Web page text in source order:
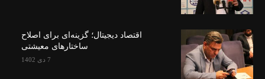
اقتصاد دیجیتال؛ گزینه‌ای برای اصلاح
ساختارهای معیشتی
7 دی 1402